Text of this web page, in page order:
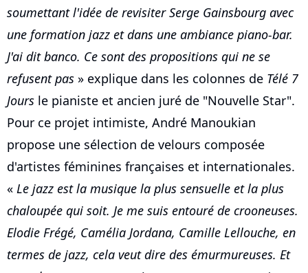
soumettant l'idée de revisiter Serge Gainsbourg avec
une formation jazz et dans une ambiance piano-bar.
J'ai dit banco. Ce sont des propositions qui ne se
refusent pas » explique dans les colonnes de Télé 7
Jours le pianiste et ancien juré de "Nouvelle Star".
Pour ce projet intimiste, André Manoukian
propose une sélection de velours composée
d'artistes féminines françaises et internationales.
« Le jazz est la musique la plus sensuelle et la plus
chaloupée qui soit. Je me suis entouré de crooneuses.
Elodie Frégé, Camélia Jordana, Camille Lellouche, en
termes de jazz, cela veut dire des émurmureuses. Et